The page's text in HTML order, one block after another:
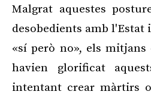
Malgrat aquestes
desobedients amb
«sí però no», els mitjans
havien glorificat
intentant crear màrtirs